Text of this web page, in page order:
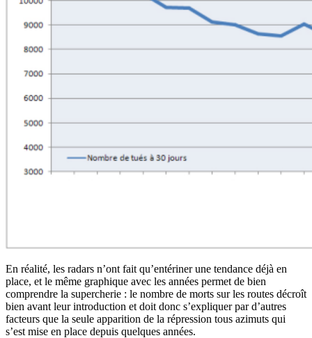
En réalité, les radars n’ont fait qu’entériner une tendance déjà en
place, et le même graphique avec les années permet de bien
comprendre la supercherie : le nombre de morts sur les routes décroît
bien avant leur introduction et doit donc s’expliquer par d’autres
facteurs que la seule apparition de la répression tous azimuts qui
s’est mise en place depuis quelques années.